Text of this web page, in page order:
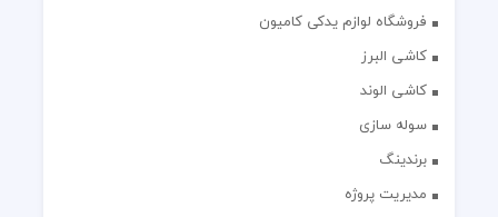
فروشگاه لوازم یدکی کامیون
کاشی البرز
کاشی الوند
سوله سازی
برندینگ
مدیریت پروژه